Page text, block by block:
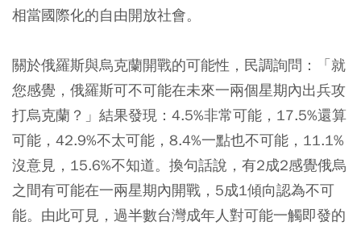
相當國際化的自由開放社會。
關於俄羅斯與烏克蘭開戰的可能性，民調詢問：「就
您感覺，俄羅斯可不可能在未來一兩個星期內出兵攻
打烏克蘭？」結果發現：4.5%非常可能，17.5%還算
可能，42.9%不太可能，8.4%一點也不可能，11.1%
沒意見，15.6%不知道。換句話說，有2成2感覺俄烏
之間有可能在一兩星期內開戰，5成1傾向認為不可
能。由此可見，過半數台灣成年人對可能一觸即發的